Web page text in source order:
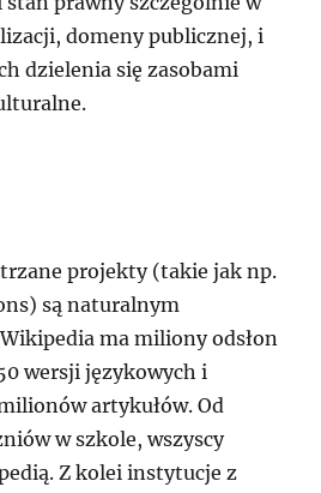
domeny publicznej, i
dzielenia się zasobami
projekty (takie jak np.
są naturalnym
ma miliony odsłon
wersji językowych i
artykułów. Od
w szkole, wszyscy
Z kolei instytucje z